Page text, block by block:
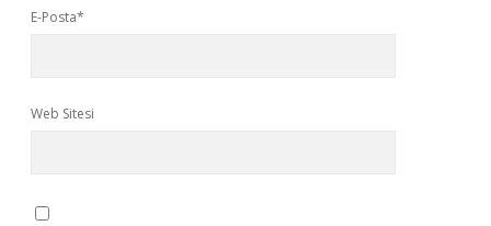
E-Posta*
Web Sitesi